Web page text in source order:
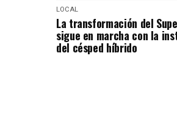
LOCAL
La transformación del
sigue en marcha con la
del césped híbrido